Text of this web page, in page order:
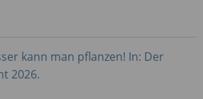
kann man pflanzen! In: Der
2026.